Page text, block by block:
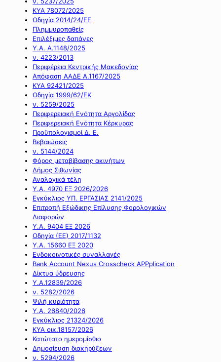
ΚΥΑ 78072/2025
Οδηγία 2014/24/ΕΕ
Πλημμυροπαθείς
Επιλέξιμες δαπάνες
Υ.Α. Α.1148/2025
ν. 4223/2013
Περιφέρεια Κεντρικής Μακεδονίας
Απόφαση ΑΑΔΕ Α.1167/2025
ΚΥΑ 92421/2025
Οδηγία 1999/62/ΕΚ
ν. 5259/2025
Περιφερειακή Ενότητα Αργολίδας
Περιφερειακή Ενότητα Κέρκυρας
Προϋπολογισμοί Δ. Ε.
Βεβαιώσεις
ν. 5144/2024
Φόρος μεταβίβασης ακινήτων
Δήμος Σιθωνίας
Αναλογικά τέλη
Υ.Α. 4970 ΕΞ 2026/2026
Εγκύκλιος ΥΠ. ΕΡΓΑΣΙΑΣ 2141/2025
Επιτροπή Εξώδικης Επίλυσης Φορολογικών
Διαφορών
Υ.Α. 9404 ΕΞ 2026
Οδηγία (ΕΕ) 2017/1132
Υ.Α. 15660 ΕΞ 2020
Ενδοκοινοτικές συναλλαγές
Bank Account Nexus Crosscheck APPplication
Δίκτυα ύδρευσης
Υ.Α.12839/2026
ν. 5282/2026
Ψιλή κυριότητα
Υ.Α. 26840/2026
Εγκύκλιος 21324/2026
ΚΥΑ οικ.18157/2026
Κατώτατο ημερομίσθιο
Δημοσίευση διακηρύξεων
ν. 5294/2026